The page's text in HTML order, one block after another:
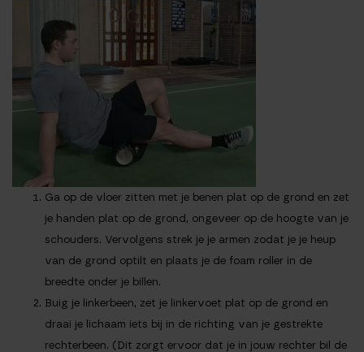
Ga op de vloer zitten met je benen plat op de grond en zet
je handen plat op de grond, ongeveer op de hoogte van je
schouders. Vervolgens strek je je armen zodat je je heup
van de grond optilt en plaats je de foam roller in de
breedte onder je billen.
Buig je linkerbeen, zet je linkervoet plat op de grond en
draai je lichaam iets bij in de richting van je gestrekte
rechterbeen. (Dit zorgt ervoor dat je in jouw rechter bil de